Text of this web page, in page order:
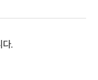
다.